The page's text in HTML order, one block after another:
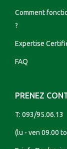
Comment
?
Expertise
FAQ
PRENEZ
T: 093/95.06.13
(lu - ven 09.00